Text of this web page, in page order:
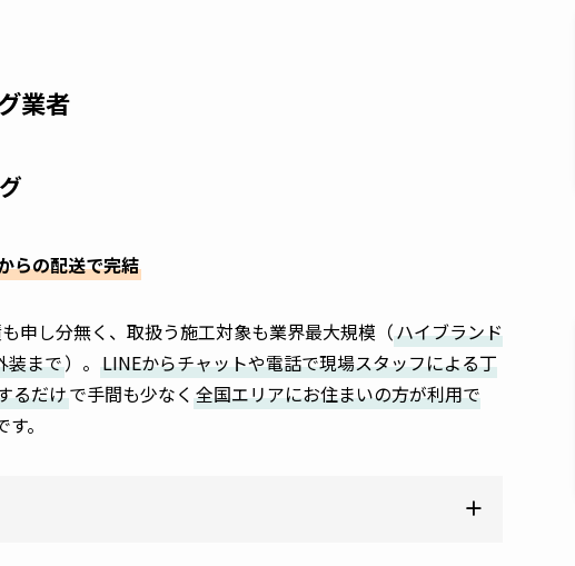
業者
らの配送で完結
申し分無く、取扱う施工対象も業界最大規模（ハイブランド
装まで）。 LINEからチャットや電話で現場スタッフによる丁
るだけで手間も少なく 全国エリアにお住まいの方が利用で
。